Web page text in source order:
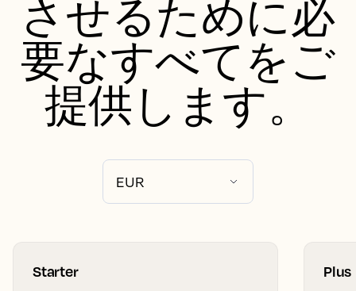
させるために必
要なすべてをご
提供します。
Starter Plus